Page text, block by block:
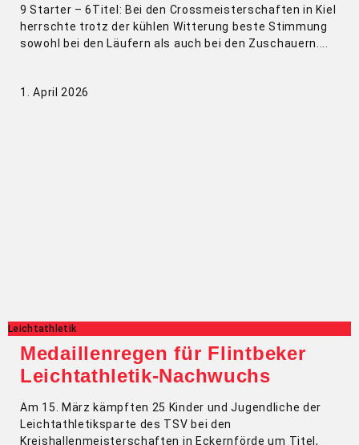
9 Starter – 6Titel: Bei den Crossmeisterschaften in Kiel
herrschte trotz der kühlen Witterung beste Stimmung
sowohl bei den Läufern als auch bei den Zuschauern.
1. April 2026
Leichtathletik
Medaillenregen für Flintbeker
Leichtathletik-Nachwuchs
Am 15. März kämpften 25 Kinder und Jugendliche der
Leichtathletiksparte des TSV bei den
Kreishallenmeisterschaften in Eckernförde um Titel,